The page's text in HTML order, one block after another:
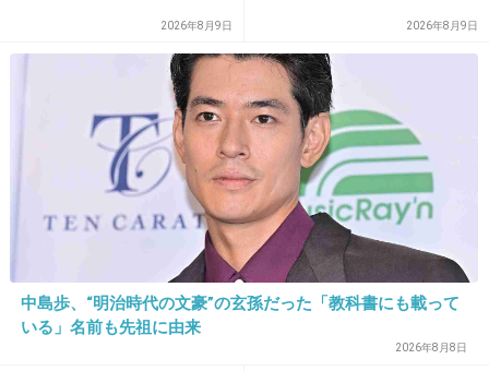
自粛と言うか、テレビや雑誌で話さない方がい
いんじゃないかな？
私はヲタに偏見とかないから(宮田氏に限らず)
好きな事の話をキラキラした笑顔で言ってる姿
がかわいく見えるけどね。
2026年8月9日 2026年8月9日
中島歩、“明治時代の文豪”の玄孫だった「教科書にも載って
いる」名前も先祖に由来
2026年8月8日